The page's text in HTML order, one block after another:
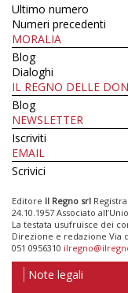
Ultimo numero
Numeri precedenti
MORALIA
Blog
Dialoghi
IL REGNO DELLE
Blog
NEWSLETTER
Iscriviti
EMAIL
Scrivici
Editore Il Regno srl
24.10.1957 Associato
La testata usufruisce dei
Direzione e redazione Via
051 0956310
Note legali